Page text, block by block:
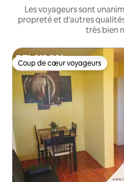
Les voyageurs sont
propreté et d'autres
très bien
Coup de cœur voyageurs
Coup de cœur voyageurs